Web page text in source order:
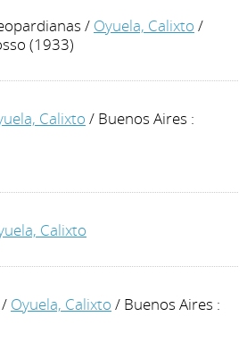
/ Oyuela, Calixto /
(1933)
Calixto / Buenos Aires :
Calixto
/ Oyuela, Calixto / Buenos Aires :